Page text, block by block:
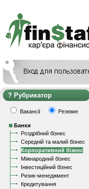
Рубрикатор
Вакансії Резюме
Банки
Роздрібний бізнес
Середній та малий бізнес
Корпоративний бізнес
Міжнародний бізнес
Інвестиційний бізнес
Ризик-менеджмент
Кредитування